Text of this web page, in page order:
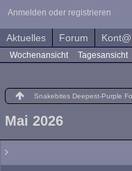
Anmelden oder registrieren
Aktuelles Forum
Wochenansicht Tagesansicht
Snakebites Deepest-Purple
Mai 2026